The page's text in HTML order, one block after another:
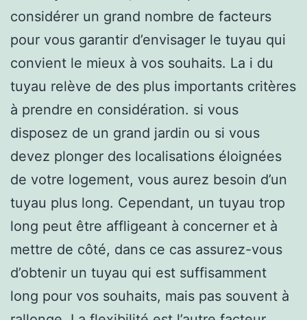
considérer un grand nombre de facteurs
pour vous garantir d’envisager le tuyau qui
convient le mieux à vos souhaits. La i du
tuyau relève de des plus importants critères
à prendre en considération. si vous
disposez de un grand jardin ou si vous
devez plonger des localisations éloignées
de votre logement, vous aurez besoin d’un
tuyau plus long. Cependant, un tuyau trop
long peut être affligeant à concerner et à
mettre de côté, dans ce cas assurez-vous
d’obtenir un tuyau qui est suffisamment
long pour vos souhaits, mais pas souvent à